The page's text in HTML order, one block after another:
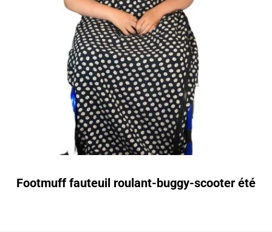
Footmuff fauteuil roulant-buggy-scooter été